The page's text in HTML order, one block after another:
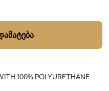
100% POLYURETHANE